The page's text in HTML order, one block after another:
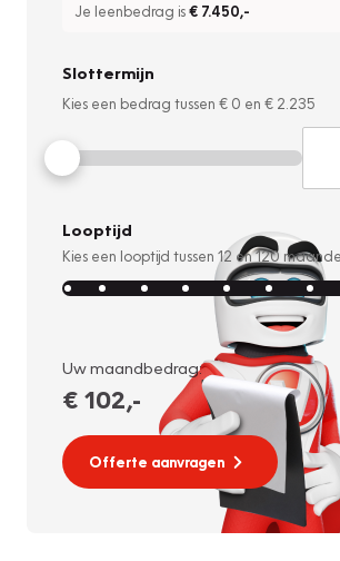
Je leenbedrag is€ 7.450,-
Slottermijn
Kies een bedrag tussen € 0 en € 2.235
Looptijd
Kies een looptijd tussen 12 en120
Uw maandbedrag:
€ 102,-
Offerte aanvragen